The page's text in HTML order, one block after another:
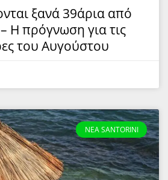
ξανά 39άρια από
Η πρόγνωση για τις
του Αυγούστου
NEA SANTORINI